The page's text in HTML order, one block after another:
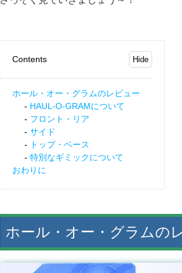
Contents
ホール・オー・グラムのレビュー
HAUL-O-GRAMについて
フロント・リア
サイド
トップ・ベース
特別なギミックについて
おわりに
ホール・オー・グラムの